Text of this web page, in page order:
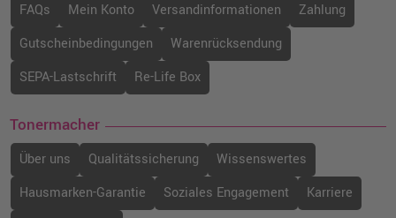
FAQs Mein Konto Versandinformationen
Zahlung
Gutscheinbedingungen
Warenrücksendung
SEPA-Lastschrift
Re-Life Box
Tonermacher
Über uns Qualitätssicherung
Wissenswertes
Hausmarken-Garantie
Soziales Engagement
Karriere